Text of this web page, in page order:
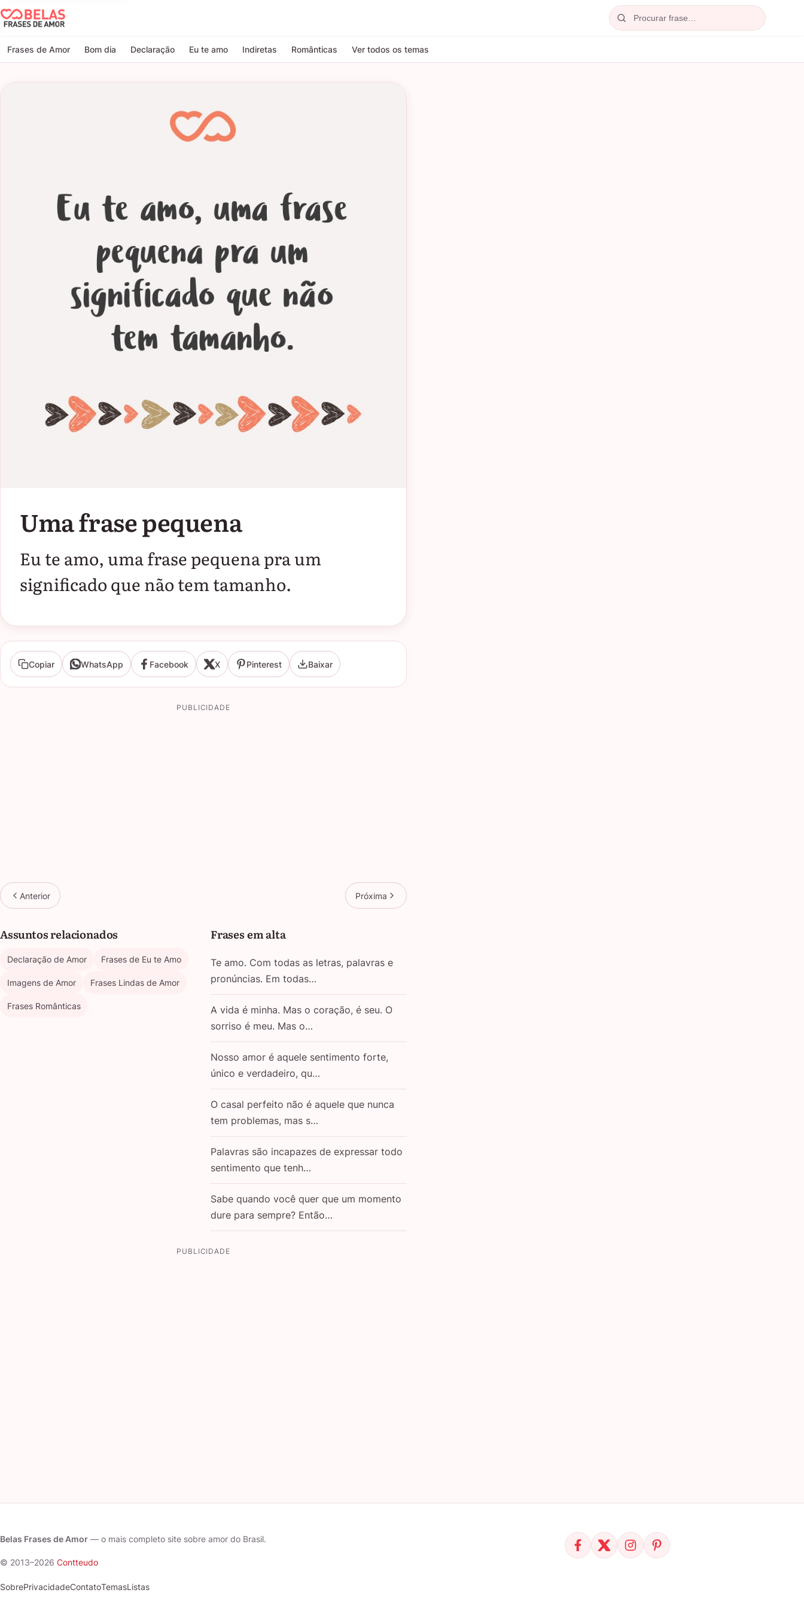
Belas Frases de Amor
Frases de Amor Bom dia Declaração Eu te amo Indiretas Românticas Ver todos os temas
Uma frase pequena
Eu te amo, uma frase pequena pra um
significado que não tem tamanho.
Copiar WhatsApp Facebook X Pinterest Baixar
PUBLICIDADE
Anterior Próxima
Assuntos relacionados
Declaração de Amor Frases de Eu te Amo
Imagens de Amor Frases Lindas de Amor
Frases Românticas
Frases em alta
Te amo. Com todas as letras, palavras e
pronúncias. Em todas…
A vida é minha. Mas o coração, é seu. O
sorriso é meu. Mas o…
Nosso amor é aquele sentimento forte,
único e verdadeiro, qu…
O casal perfeito não é aquele que nunca
tem problemas, mas s…
Palavras são incapazes de expressar todo
sentimento que tenh…
Sabe quando você quer que um momento
dure para sempre? Então…
PUBLICIDADE
Belas Frases de Amor — o mais completo site sobre amor do Brasil.
© 2013–2026 Contteudo
SobrePrivacidadeContatoTemasListas